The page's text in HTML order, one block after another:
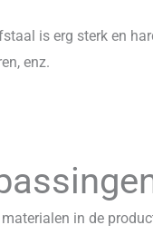
is erg sterk en
enz.
in de